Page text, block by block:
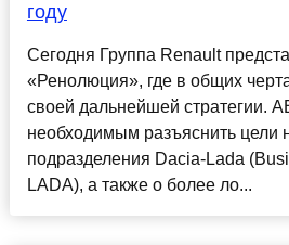
году
Сегодня Группа Renault
«Ренолюция», где в общих
своей дальнейшей стратегии.
необходимым разъяснить цели
подразделения Dacia-Lada
LADA), а также о более ло...